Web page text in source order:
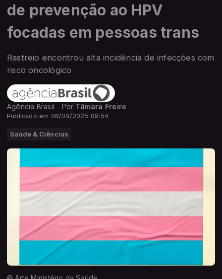
de prevenção ao HPV
focadas em pessoas trans
Rastreio encontrou alta incidência de infecções com
risco oncológico
Agência Brasil - Por Tâmara Freire
Publicado em 08/09/2025 09:54
Saúde & Ciências